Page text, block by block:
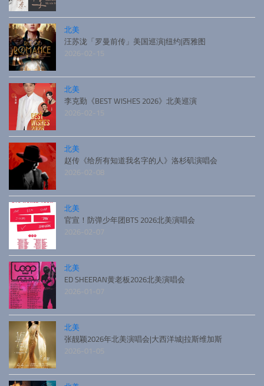
北美
汪苏泷「罗曼前传」美国巡演|纽约|西雅图
2026-02-15
北美
李克勤《BEST WISHES 2026》北美巡演
2026-02-15
北美
赵传《给所有知道我名字的人》洛杉矶演唱会
2026-02-08
北美
官宣！防弹少年团BTS 2026北美演唱会
2026-02-07
北美
ED SHEERAN黄老板2026北美演唱会
2026-01-07
北美
张靓颖2026年北美演唱会|大西洋城|拉斯维加斯
2026-01-05